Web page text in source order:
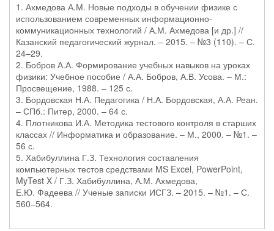
1. Ахмедова А.М. Новые подходы в обучении физике с
использованием современных информационно-
коммуникационных технологий / А.М. Ахмедова [и др.] //
Казанский педагогический журнал. – 2015. – №3 (110). – С.
24–29.
2. Бобров А.А. Формирование учебных навыков на уроках
физики: Учебное пособие / А.А. Бобров, А.В. Усова. – М.:
Просвещение, 1988. – 125 с.
3. Бордовская Н.А. Педагогика / Н.А. Бордовская, А.А. Реан.
– СПб.: Питер, 2000. – 64 с.
4. Плотникова И.А. Методика тестового контроля в старших
классах // Информатика и образование. – М., 2000. – №1. –
56 с.
5. Хабибуллина Г.З. Технология составления
компьютерных тестов средствами MS Excel, PowerPoint,
MyTest X / Г.З. Хабибуллина, А.М. Ахмедова,
Е.Ю. Фадеева // Ученые записки ИСГЗ. – 2015. – №1. – С.
560–564.